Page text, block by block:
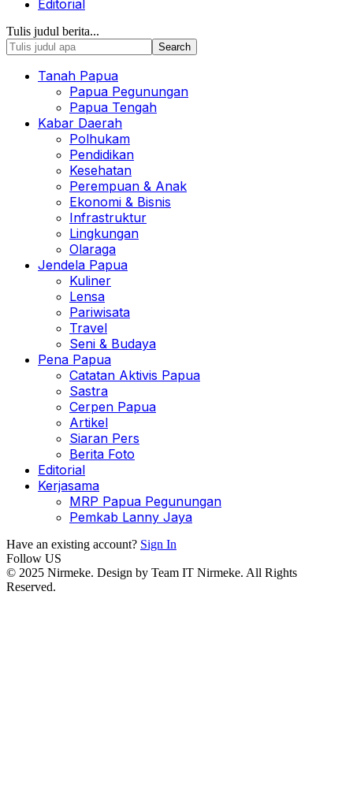
Editorial
Tulis judul berita...
Tanah Papua
Papua Pegunungan
Papua Tengah
Kabar Daerah
Polhukam
Pendidikan
Kesehatan
Perempuan & Anak
Ekonomi & Bisnis
Infrastruktur
Lingkungan
Olaraga
Jendela Papua
Kuliner
Lensa
Pariwisata
Travel
Seni & Budaya
Pena Papua
Catatan Aktivis Papua
Sastra
Cerpen Papua
Artikel
Siaran Pers
Berita Foto
Editorial
Kerjasama
MRP Papua Pegunungan
Pemkab Lanny Jaya
Have an existing account? Sign In
Follow US
© 2025 Nirmeke. Design by Team IT Nirmeke. All Rights
Reserved.